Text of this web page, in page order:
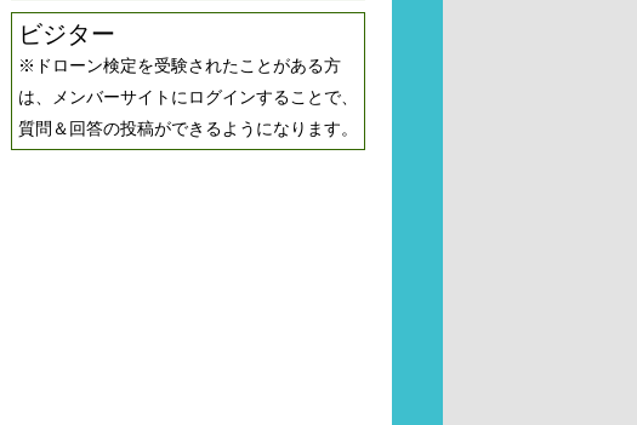
ビジター
※ドローン検定を受験されたことがある方
は、メンバーサイトにログインすることで、
質問＆回答の投稿ができるようになります。